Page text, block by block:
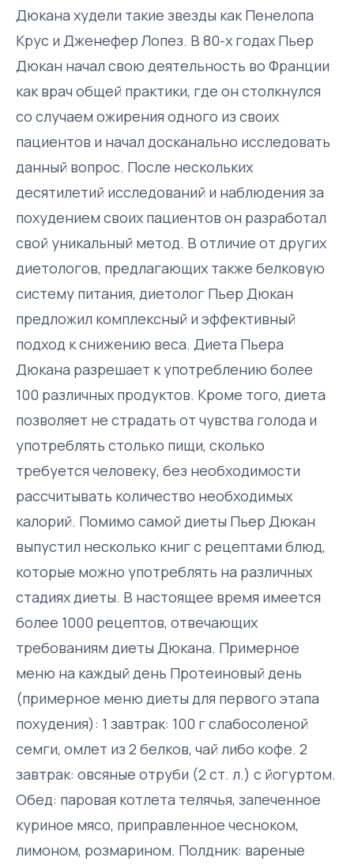
Дюкана худели такие звезды как Пенелопа
Крус и Дженефер Лопез. В 80-х годах Пьер
Дюкан начал свою деятельность во Франции
как врач общей практики, где он столкнулся
со случаем ожирения одного из своих
пациентов и начал досканально исследовать
данный вопрос. После нескольких
десятилетий исследований и наблюдения за
похудением своих пациентов он разработал
свой уникальный метод. В отличие от других
диетологов, предлагающих также белковую
систему питания, диетолог Пьер Дюкан
предложил комплексный и эффективный
подход к снижению веса. Диета Пьера
Дюкана разрешает к употреблению более
100 различных продуктов. Кроме того, диета
позволяет не страдать от чувства голода и
употреблять столько пищи, сколько
требуется человеку, без необходимости
рассчитывать количество необходимых
калорий. Помимо самой диеты Пьер Дюкан
выпустил несколько книг с рецептами блюд,
которые можно употреблять на различных
стадиях диеты. В настоящее время имеется
более 1000 рецептов, отвечающих
требованиям диеты Дюкана. Примерное
меню на каждый день Протеиновый день
(примерное меню диеты для первого этапа
похудения): 1 завтрак: 100 г слабосоленой
семги, омлет из 2 белков, чай либо кофе. 2
завтрак: овсяные отруби (2 ст. л.) с йогуртом.
Обед: паровая котлета телячья, запеченное
куриное мясо, приправленное чесноком,
лимоном, розмарином. Полдник: вареные